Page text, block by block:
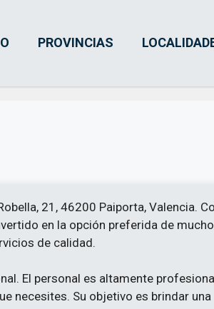
PROVINCIAS
21, 46200 Paiporta, Valencia.
en la opción preferida de
de calidad.
El personal es altamente
necesites. Su objetivo es brindar una